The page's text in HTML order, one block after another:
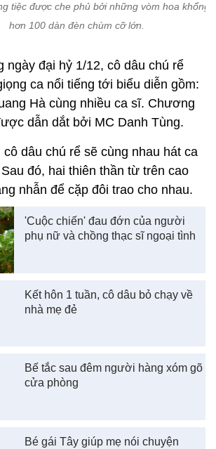
tiệc được che phủ bởi những vòm hoa khổng
hơn 100 dàn đèn chùm cỡ lớn.
ngày đại hỷ 1/12, cô dâu chú rể
ca nổi tiếng tới biểu diễn gồm:
Hà cùng nhiều ca sĩ. Chương
dẫn dắt bởi MC Danh Tùng.
dâu chú rể sẽ cùng nhau hát ca
đó, hai thiên thần từ trên cao
nhẫn để cặp đôi trao cho nhau.
'Cuộc chiến' đau đớn của người
phụ nữ và chồng thạc sĩ ngoại tình
Kết hôn 1 tuần, cô dâu bỏ chạy về
nhà mẹ đẻ
Bế tắc sau đêm người hàng xóm gõ
cửa phòng
Bé gái Tây giúp mẹ nói chuyện